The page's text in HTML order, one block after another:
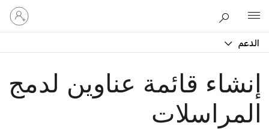
الدعم
تسجيل
الدخول
إلى
إنشاء قائمة عناوين لدمج
المراسلات